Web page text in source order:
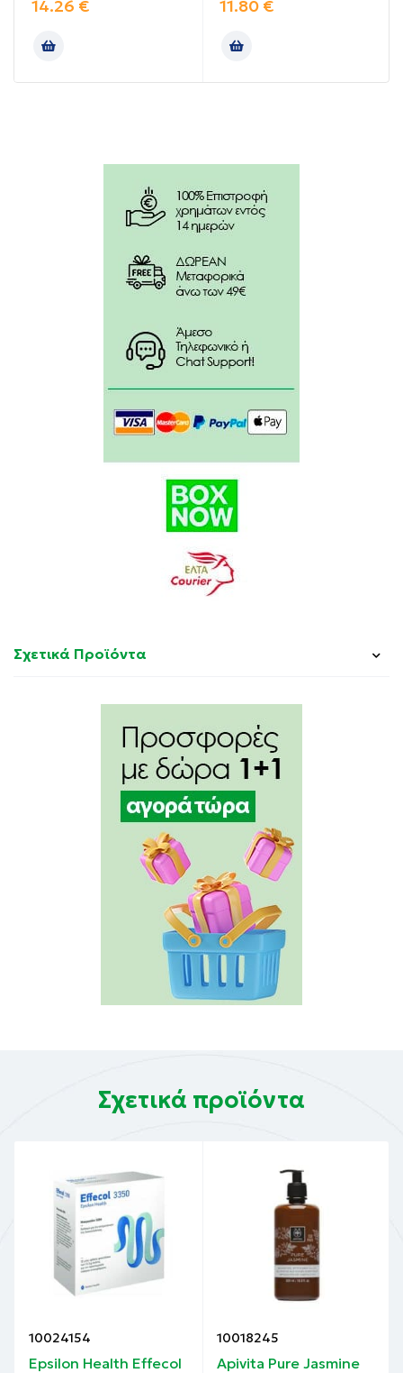
METHOSULPHATE, CENTRIMONIUM CHLORIDE,
RICINUS COMMUNIS (CASTOR) SEED OIL, GLYCERYL
SEED OIL, COUMARIN, D-LIMONENE, HEXYL
CINNAMAL, LINALOOL.
ΧΩΡΙΣ parabens, mineral oils, GMOs, χρωστικές,
σιλικόνες, αιθανόλη
14.26 € 11.80 €
Σχετικά Προϊόντα
Σχετικά προϊόντα
10024154
Epsilon Health Effecol
10018245
Apivita Pure Jasmine